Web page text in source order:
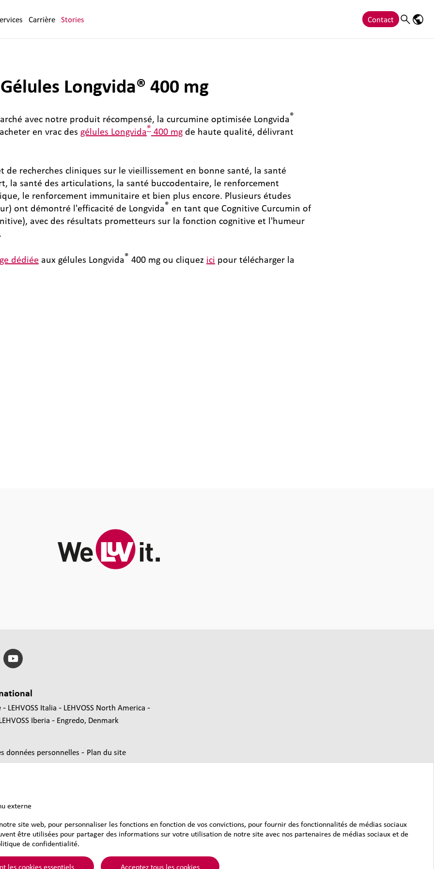
Carrière Stories Contact Search
Longvida® 400 mg
avec notre produit récompensé, la curcumine optimisée Longvida®
en vrac des gélules Longvida® 400 mg de haute qualité, délivrant
de recherches cliniques sur le vieillissement en bonne santé, la santé
la santé des articulations, la santé buccodentaire, le renforcement
le renforcement immunitaire et bien plus encore. Plusieurs études
ont démontré l'efficacité de Longvida® en tant que Cognitive Curcumin of
avec des résultats prometteurs sur la fonction cognitive et l'humeur
dédiée aux gélules Longvida® 400 mg ou cliquez ici pour télécharger la
LEHVOSS Italia
LEHVOSS North America
Iberia Engredo, Denmark
données personnelles - Plan du site
externe
site web, pour personnaliser les fonctions en fonction de vos convictions, pour fournir des fonctionnalités de médias sociaux
être utilisées pour partager des informations sur votre utilisation de notre site avec nos partenaires de médias sociaux et de
de confidentialité.
les cookies essentiels Acceptez tous les cookies